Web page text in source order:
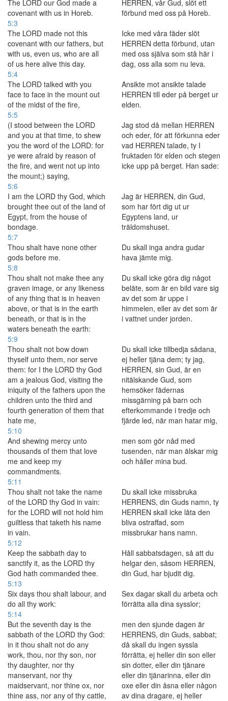
The LORD our God made a
covenant with us in Horeb.
HERREN, vår Gud, slöt ett
förbund med oss på Horeb.
5:3
The LORD made not this
covenant with our fathers, but
with us, even us, who are all
of us here alive this day.
Icke med våra fäder slöt
HERREN detta förbund, utan
med oss själva som stå här i
dag, oss alla som nu leva.
5:4
The LORD talked with you
face to face in the mount out
of the midst of the fire,
Ansikte mot ansikte talade
HERREN till eder på berget ur
elden.
5:5
(I stood between the LORD
and you at that time, to shew
you the word of the LORD: for
ye were afraid by reason of
the fire, and went not up into
the mount;) saying,
Jag stod då mellan HERREN
och eder, för att förkunna eder
vad HERREN talade, ty I
fruktaden för elden och stegen
icke upp på berget. Han sade:
5:6
I am the LORD thy God, which
brought thee out of the land of
Egypt, from the house of
bondage.
Jag är HERREN, din Gud,
som har fört dig ut ur
Egyptens land, ur
träldomshuset.
5:7
Thou shalt have none other
gods before me.
Du skall inga andra gudar
hava jämte mig.
5:8
Thou shalt not make thee any
graven image, or any likeness
of any thing that is in heaven
above, or that is in the earth
beneath, or that is in the
waters beneath the earth:
Du skall icke göra dig något
beläte, som är en bild vare sig
av det som är uppe i
himmelen, eller av det som är
i vattnet under jorden.
5:9
Thou shalt not bow down
thyself unto them, nor serve
them: for I the LORD thy God
am a jealous God, visiting the
iniquity of the fathers upon the
children unto the third and
fourth generation of them that
hate me,
Du skall icke tillbedja sådana,
ej heller tjäna dem; ty jag,
HERREN, sin Gud, är en
nitälskande Gud, som
hemsöker fädernas
missgärning på barn och
efterkommande i tredje och
fjärde led, när man hatar mig,
5:10
And shewing mercy unto
thousands of them that love
me and keep my
commandments.
men som gör nåd med
tusenden, när man älskar mig
och håller mina bud.
5:11
Thou shalt not take the name
of the LORD thy God in vain:
for the LORD will not hold him
guiltless that taketh his name
in vain.
Du skall icke missbruka
HERRENS, din Guds namn, ty
HERREN skall icke låta den
bliva ostraffad, som
missbrukar hans namn.
5:12
Keep the sabbath day to
sanctify it, as the LORD thy
God hath commanded thee.
Håll sabbatsdagen, så att du
helgar den, såsom HERREN,
din Gud, har bjudit dig.
5:13
Six days thou shalt labour, and
do all thy work:
Sex dagar skall du arbeta och
förrätta alla dina sysslor;
5:14
But the seventh day is the
sabbath of the LORD thy God:
in it thou shalt not do any
work, thou, nor thy son, nor
thy daughter, nor thy
manservant, nor thy
maidservant, nor thine ox, nor
thine ass, nor any of thy cattle,
men den sjunde dagen är
HERRENS, din Guds, sabbat;
då skall du ingen syssla
förrätta, ej heller din son eller
sin dotter, eller din tjänare
eller din tjänarinna, eller din
oxe eller din åsna eller någon
av dina dragare, ej heller